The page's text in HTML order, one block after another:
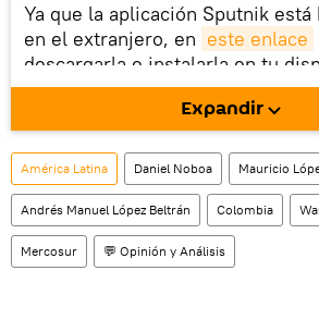
Ya que la aplicación Sputnik está
en el extranjero, en este enlace
descargarla e instalarla en tu
móvil (¡solo para Android!).
También tenemos una cuenta
social rusa VK .
Expandir
América Latina Daniel Noboa Mauricio
Andrés Manuel López Beltrán Colombia
Mercosur 💬 Opinión y Análisis